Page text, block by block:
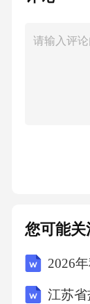
C．全面
D
您可能关